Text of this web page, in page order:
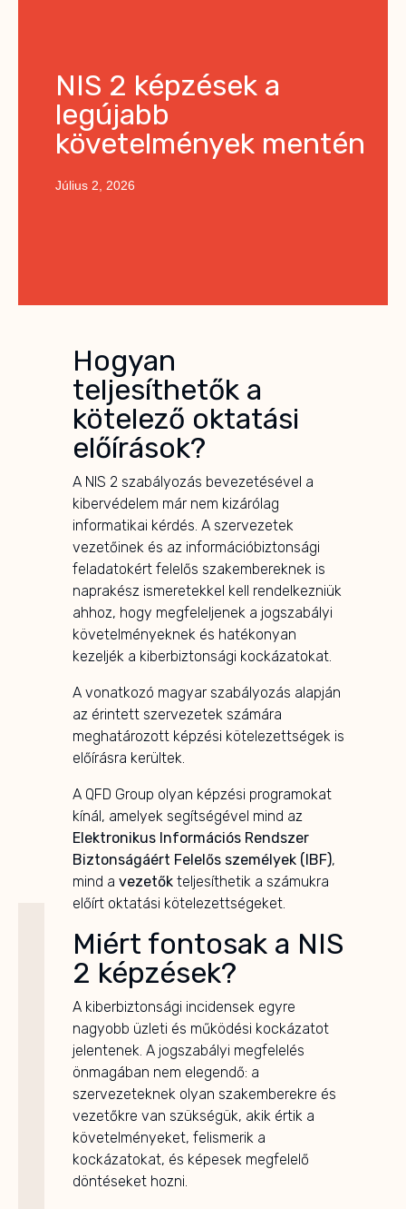
NIS 2 képzések a
legújabb
követelmények mentén
Július 2, 2026
Hogyan
teljesíthetők a
kötelező oktatási
előírások?
A NIS 2 szabályozás bevezetésével a
kibervédelem már nem kizárólag
informatikai kérdés. A szervezetek
vezetőinek és az információbiztonsági
feladatokért felelős szakembereknek is
naprakész ismeretekkel kell rendelkezniük
ahhoz, hogy megfeleljenek a jogszabályi
követelményeknek és hatékonyan
kezeljék a kiberbiztonsági kockázatokat.
A vonatkozó magyar szabályozás alapján
az érintett szervezetek számára
meghatározott képzési kötelezettségek is
előírásra kerültek.
A QFD Group olyan képzési programokat
kínál, amelyek segítségével mind az
Elektronikus Információs Rendszer
Biztonságáért Felelős személyek (IBF),
mind a vezetőkteljesíthetik a számukra
előírt oktatási kötelezettségeket.
Miért fontosak a NIS
2 képzések?
A kiberbiztonsági incidensek egyre
nagyobb üzleti és működési kockázatot
jelentenek. A jogszabályi megfelelés
önmagában nem elegendő: a
szervezeteknek olyan szakemberekre és
vezetőkre van szükségük, akik értik a
követelményeket, felismerik a
kockázatokat, és képesek megfelelő
döntéseket hozni.